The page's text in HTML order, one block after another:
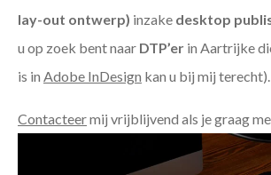
lay-out ontwerp) inzake desktop
u op zoek bent naar DTP’er in Aartrijke
is in Adobe InDesign kan u bij mij terecht).
Contacteermij vrijblijvend als je graag